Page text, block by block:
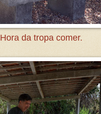
Hora da tropa comer.